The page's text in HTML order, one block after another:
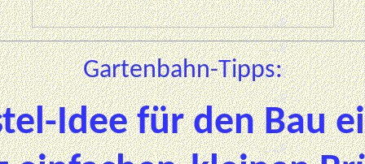
Gartenbahn-Tipps:
Idee für den Bau